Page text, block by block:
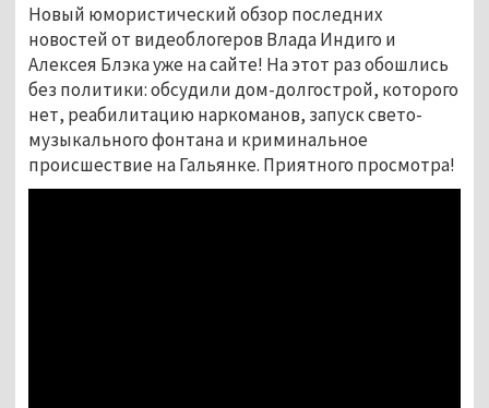
Новый юмористический обзор последних
новостей от видеоблогеров Влада Индиго и
Алексея Блэка уже на сайте! На этот раз обошлись
без политики: обсудили дом-долгострой, которого
нет, реабилитацию наркоманов, запуск свето-
музыкального фонтана и криминальное
происшествие на Гальянке. Приятного просмотра!